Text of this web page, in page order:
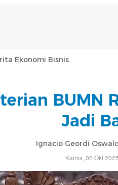
Ekonomi Bisnis
BUMN
Jadi
Ignacio Geordi
Kamis, 02 Okt